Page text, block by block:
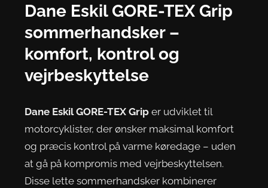
Dane Eskil GORE-TEX Grip
sommerhandsker –
komfort, kontrol og
vejrbeskyttelse
Dane Eskil GORE-TEX Grip er udviklet til
motorcyklister, der ønsker maksimal komfort
og præcis kontrol på varme køredage – uden
at gå på kompromis med vejrbeskyttelsen.
Disse lette sommerhandsker kombinerer